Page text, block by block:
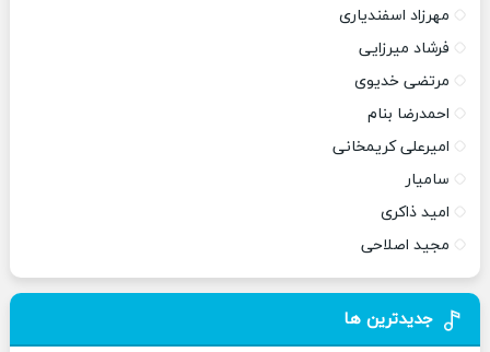
مهرزاد اسفندیاری
فرشاد میرزایی
مرتضی خدیوی
احمدرضا بنام
امیرعلی کریمخانی
سامیار
امید ذاکری
مجید اصلاحی
جدیدترین ها